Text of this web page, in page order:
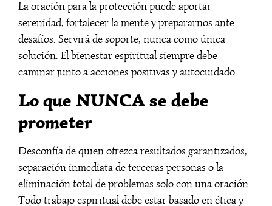
La oración para la protección puede aportar
serenidad, fortalecer la mente y prepararnos ante
desafíos. Servirá de soporte, nunca como única
solución. El bienestar espiritual siempre debe
caminar junto a acciones positivas y autocuidado.
Lo que NUNCA se debe
prometer
Desconfía de quien ofrezca resultados garantizados,
separación inmediata de terceras personas o la
eliminación total de problemas solo con una oración.
Todo trabajo espiritual debe estar basado en ética y